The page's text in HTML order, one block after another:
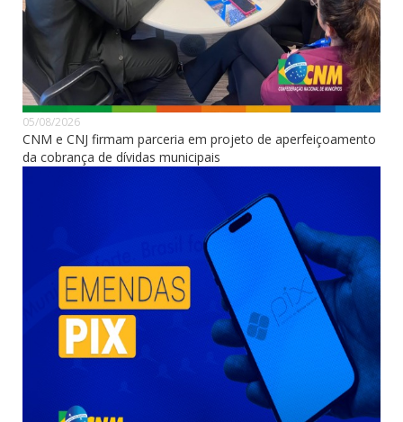
05/08/2026
CNM e CNJ firmam parceria em projeto de aperfeiçoamento
da cobrança de dívidas municipais